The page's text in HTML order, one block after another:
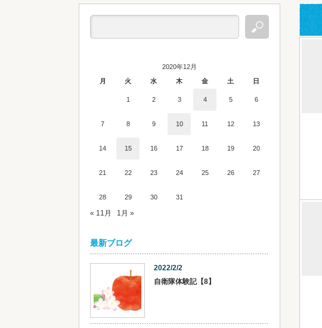
2020年12月
月
火 水 木 金 土 日
1 2 3 4 5 6
7 8 9 10 11 12 13
14 15 16 17 18 19 20
21 22 23 24 25 26 27
28 29 30 31
« 11月 1月 »
最新ブログ
2022/2/2
自衛隊体験記【8】